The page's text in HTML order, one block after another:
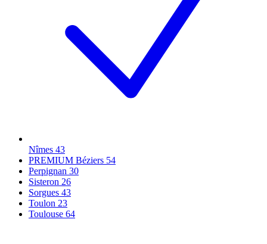
Nîmes 43
PREMIUM Béziers 54
Perpignan 30
Sisteron 26
Sorgues 43
Toulon 23
Toulouse 64